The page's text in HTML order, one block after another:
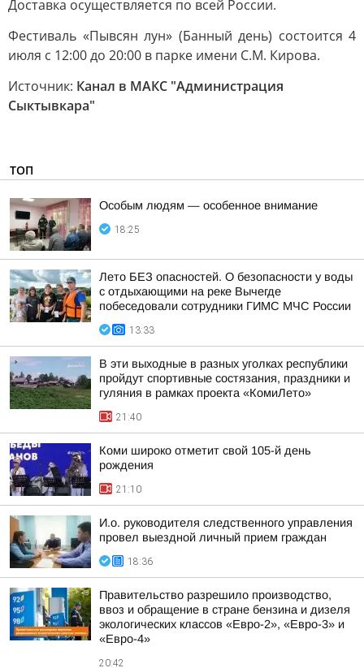
Доставка осуществляется по всей России.
Фестиваль «Пывсян лун» (Банный день) состоится 4
июля с 12:00 до 20:00 в парке имени С.М. Кирова.
Источник: Канал в МАКС "Администрация
Сыктывкара"
ТОП
Особым людям — особенное внимание
18:25
Лето БЕЗ опасностей. О безопасности у воды
с отдыхающими на реке Вычегде
побеседовали сотрудники ГИМС МЧС России
13:33
В эти выходные в разных уголках республики
пройдут спортивные состязания, праздники и
гуляния в рамках проекта «КомиЛето»
21:40
Коми широко отметит свой 105-й день
рождения
21:10
И.о. руководителя следственного управления
провел выездной личный прием граждан
18:36
Правительство разрешило производство,
ввоз и обращение в стране бензина и дизеля
экологических классов «Евро-2», «Евро-3» и
«Евро-4»
20:42